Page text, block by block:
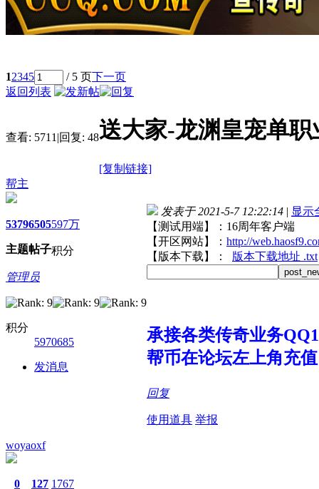
12345 / 5 页下一页
返回列表
查看: 5711 |回复: 48送大家-龙渊皇宠单
[复制链接]
帮主
5379
主题
6505
帖子
597万
积分
管理员
积分
5970685
发消息
发表于 2021-5-7 12:22:14 | 显示
【测试用端】：16周年客户端
【开区网站】： http://
【版本下载】：
版本下载地址 .txt
承接各类传奇业务
帮币在论坛左上角充
回复
使用道具 举报
woyaoxf
0 127 1767